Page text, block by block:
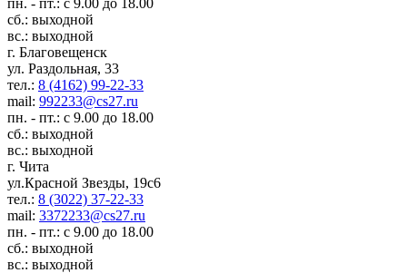
сб.: выходной
вс.: выходной
г. Благовещенск
ул. Раздольная, 33
тел.: 8 (4162) 99-22-33
mail: 992233@cs27.ru
пн. - пт.: с 9.00 до 18.00
сб.: выходной
вс.: выходной
г. Чита
ул.Красной Звезды, 19с6
тел.: 8 (3022) 37-22-33
mail: 3372233@cs27.ru
пн. - пт.: с 9.00 до 18.00
сб.: выходной
вс.: выходной